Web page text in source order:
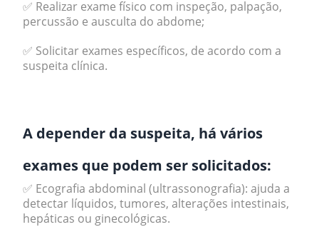
✅ Realizar exame físico com inspeção, palpação,
percussão e ausculta do abdome;
✅ Solicitar exames específicos, de acordo com a
suspeita clínica.
A depender da suspeita, há vários
exames que podem ser solicitados:
✅ Ecografia abdominal (ultrassonografia): ajuda a
detectar líquidos, tumores, alterações intestinais,
hepáticas ou ginecológicas.